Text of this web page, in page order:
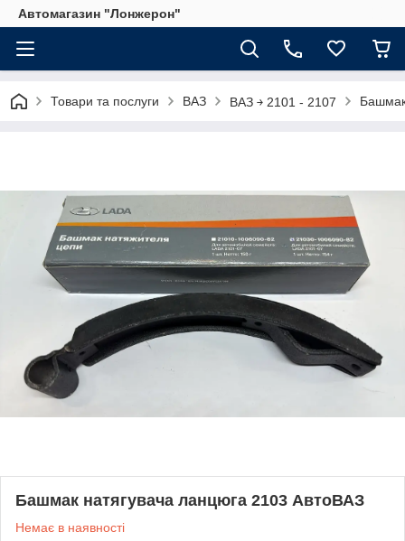
Автомагазин "Лонжерон"
Товари та послуги ВАЗ ВАЗ ￫ 2101 - 2107
Башмак натягувача ланцюга 2103 АвтоВАЗ
Немає в наявності